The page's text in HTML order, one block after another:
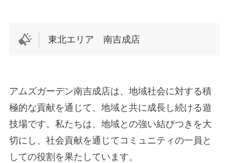
東北エリア 南吉成店
アムズガーデン南吉成店は、地域社会に対する積
極的な貢献を通じて、地域と共に成長し続ける遊
技場です。私たちは、地域との強い結びつきを大
切にし、社会貢献を通じてコミュニティの一員と
しての役割を果たしています。